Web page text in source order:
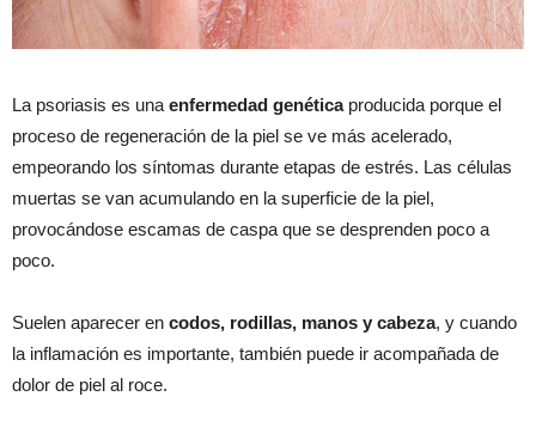
La psoriasis es una enfermedad genéticaproducida porque el
proceso de regeneración de la piel se ve más acelerado,
empeorando los síntomas durante etapas de estrés. Las células
muertas se van acumulando en la superficie de la piel,
provocándose escamas de caspa que se desprenden poco a
poco.
Suelen aparecer en codos, rodillas, manos y cabeza, y cuando
la inflamación es importante, también puede ir acompañada de
dolor de piel al roce.